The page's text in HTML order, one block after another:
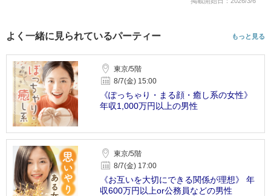
よく一緒に見られているパーティー もっと見る
東京/5階
8/7(金) 15:00
《ぽっちゃり・まる顔・癒し系の女性》
年収1,000万円以上の男性
東京/5階
8/7(金) 17:00
《お互いを大切にできる関係が理想》 年
収600万円以上or公務員などの男性